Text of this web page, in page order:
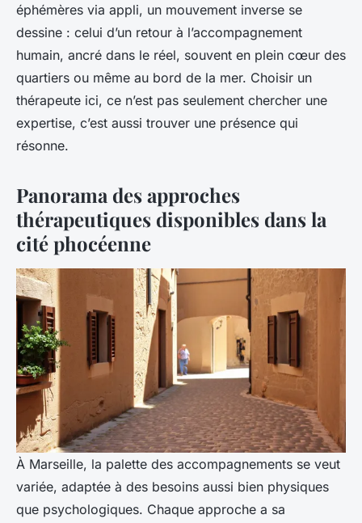
éphémères via appli, un mouvement inverse se
dessine : celui d’un retour à l’accompagnement
humain, ancré dans le réel, souvent en plein cœur des
quartiers ou même au bord de la mer. Choisir un
thérapeute ici, ce n’est pas seulement chercher une
expertise, c’est aussi trouver une présence qui
résonne.
Panorama des approches
thérapeutiques disponibles dans la
cité phocéenne
À Marseille, la palette des accompagnements se veut
variée, adaptée à des besoins aussi bien physiques
que psychologiques. Chaque approche a sa